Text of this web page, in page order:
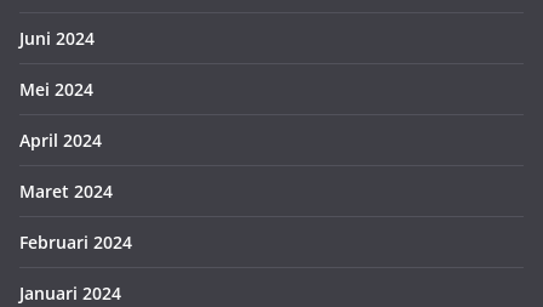
Juni 2024
Mei 2024
April 2024
Maret 2024
Februari 2024
Januari 2024